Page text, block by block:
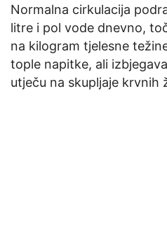
Normalna cirkulacija
litre i pol vode dnevno,
na kilogram tjelesne
tople napitke, ali
utječu na skupljaje krvnih